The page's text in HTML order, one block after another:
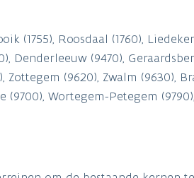
(1755), Roosdaal (1760),
Denderleeuw (9470),
Zottegem (9620), Zwalm (9630),
Wortegem-Petegem